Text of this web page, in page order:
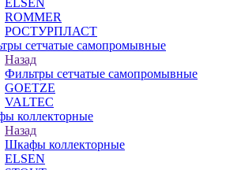
ELSEN
ROMMER
РОСТУРПЛАСТ
сетчатые самопромывные
Назад
Фильтры сетчатые самопромывные
GOETZE
VALTEC
коллекторные
Назад
Шкафы коллекторные
ELSEN